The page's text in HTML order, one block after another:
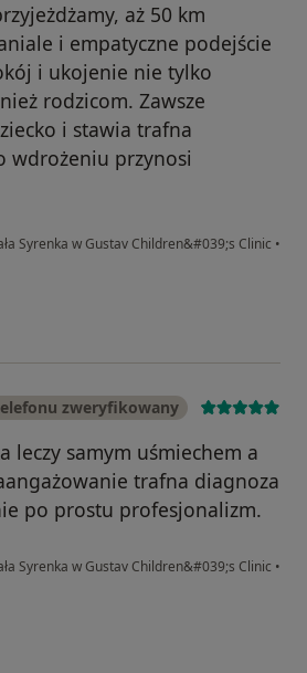
aż 50 km
i empatyczne podejście
i ukojenie nie tylko
rodzicom. Zawsze
i stawia trafna
wdrożeniu przynosi
Syrenka w Gustav Children&#039;s Clinic •
zweryfikowany
leczy samym uśmiechem a
trafna diagnoza
po prostu profesjonalizm.
Syrenka w Gustav Children&#039;s Clinic •